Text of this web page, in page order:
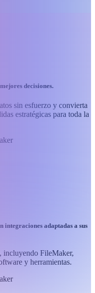
decisiones.
sin esfuerzo y convierta
estratégicas para toda la
integraciones adaptadas a sus
incluyendo FileMaker,
y herramientas.